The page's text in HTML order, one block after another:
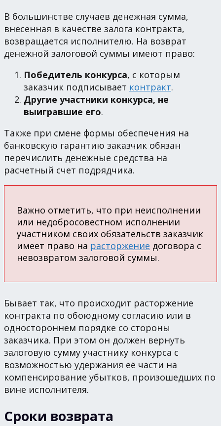
В большинстве случаев денежная сумма,
внесенная в качестве залога контракта,
возвращается исполнителю. На возврат
денежной залоговой суммы имеют право:
Победитель конкурса, с которым
заказчик подписывает контракт.
Другие участники конкурса, не
выигравшие его.
Также при смене формы обеспечения на
банковскую гарантию заказчик обязан
перечислить денежные средства на
расчетный счет подрядчика.
Важно отметить, что при неисполнении
или недобросовестном исполнении
участником своих обязательств заказчик
имеет право на расторжение договора с
невозвратом залоговой суммы.
Бывает так, что происходит расторжение
контракта по обоюдному согласию или в
одностороннем порядке со стороны
заказчика. При этом он должен вернуть
залоговую сумму участнику конкурса с
возможностью удержания её части на
компенсирование убытков, произошедших по
вине исполнителя.
Сроки возврата